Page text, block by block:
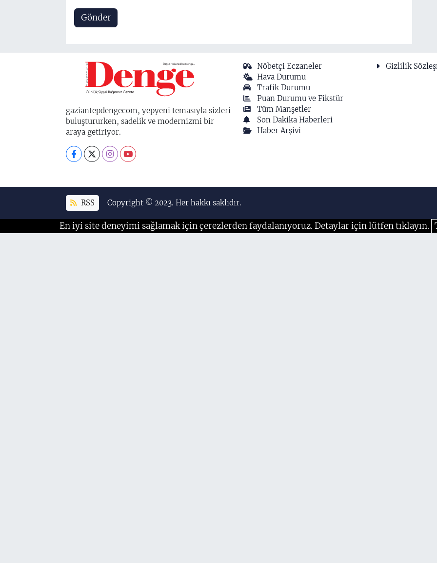
Gönder
gaziantepdengecom, yepyeni temasıyla sizleri
buluştururken, sadelik ve modernizmi bir
araya getiriyor.
Nöbetçi Eczaneler
Hava Durumu
Trafik Durumu
Puan Durumu ve Fikstür
Tüm Manşetler
Son Dakika Haberleri
Haber Arşivi
Gizlilik
RSS Copyright © 2023. Her hakkı saklıdır.
En iyi site deneyimi sağlamak için çerezlerden faydalanıyoruz. Detaylar için lütfen tıklayın.